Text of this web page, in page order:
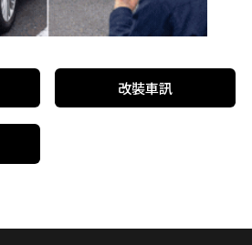
改裝車訊